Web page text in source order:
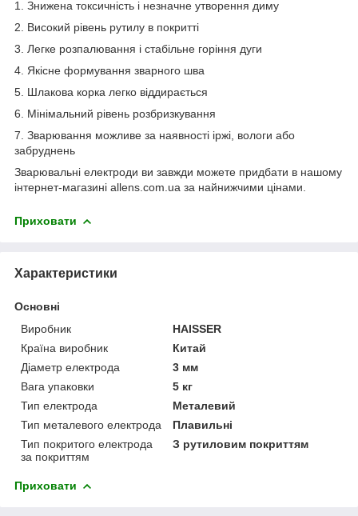
1. Знижена токсичність і незначне утворення диму
2. Високий рівень рутилу в покритті
3. Легке розпалювання і стабільне горіння дуги
4. Якісне формування зварного шва
5. Шлакова корка легко віддирається
6. Мінімальний рівень розбризкування
7. Зварювання можливе за наявності іржі, вологи або
забруднень
Зварювальні електроди ви завжди можете придбати в нашому
інтернет-магазині allens.com.ua за найнижчими цінами.
Приховати
Характеристики
Основні
Виробник
HAISSER
Країна виробник
Китай
Діаметр електрода
3 мм
Вага упаковки
5 кг
Тип електрода
Металевий
Тип металевого електрода
Плавильні
Тип покритого електрода
за покриттям
З рутиловим покриттям
Приховати